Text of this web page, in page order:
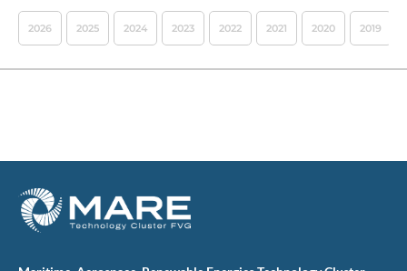
2026 2025 2024 2023 2022 2021 2020 2019